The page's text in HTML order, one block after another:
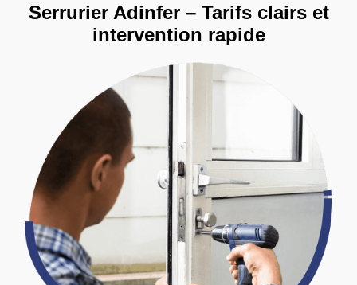
Serrurier Adinfer – Tarifs clairs et
intervention rapide